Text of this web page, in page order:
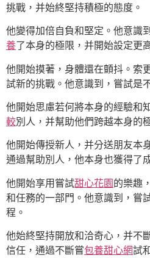
挑戰，并始終堅持積極的態度。
他變得加倍自負和堅定。他意識
養了本身的極限，并開始設定更
他開始摸著，身體還在顫抖。索
試新的挑戰。他意識到，嘗試是
他開始思慮若何將本身的經驗和
較別人，并幫助他們跨越本身的
他開始傳授新人，并分送朋友本
通過幫助別人，他本身也獲得了
他開始享用嘗試甜心花園的樂趣
和任務的一部門。他意識到，嘗
程。
他始終堅持開放和洽奇心，并不
信任，通過不斷嘗包養甜心網試